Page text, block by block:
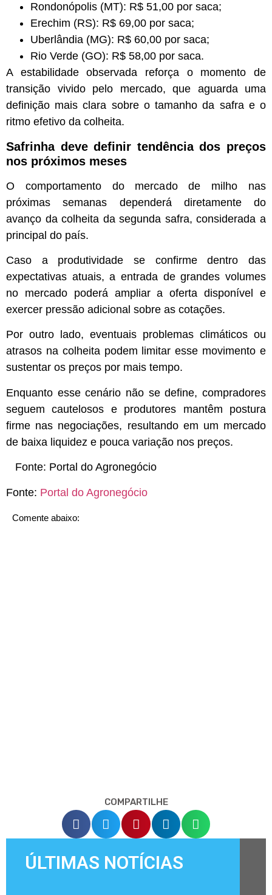
Rondonópolis (MT): R$ 51,00 por saca;
Erechim (RS): R$ 69,00 por saca;
Uberlândia (MG): R$ 60,00 por saca;
Rio Verde (GO): R$ 58,00 por saca.
A estabilidade observada reforça o momento de
transição vivido pelo mercado, que aguarda uma
definição mais clara sobre o tamanho da safra e o
ritmo efetivo da colheita.
Safrinha deve definir tendência dos preços
nos próximos meses
O comportamento do mercado de milho nas
próximas semanas dependerá diretamente do
avanço da colheita da segunda safra, considerada a
principal do país.
Caso a produtividade se confirme dentro das
expectativas atuais, a entrada de grandes volumes
no mercado poderá ampliar a oferta disponível e
exercer pressão adicional sobre as cotações.
Por outro lado, eventuais problemas climáticos ou
atrasos na colheita podem limitar esse movimento e
sustentar os preços por mais tempo.
Enquanto esse cenário não se define, compradores
seguem cautelosos e produtores mantêm postura
firme nas negociações, resultando em um mercado
de baixa liquidez e pouca variação nos preços.
Fonte: Portal do Agronegócio
Fonte: Portal do Agronegócio
Comente abaixo:
COMPARTILHE
ÚLTIMAS NOTÍCIAS